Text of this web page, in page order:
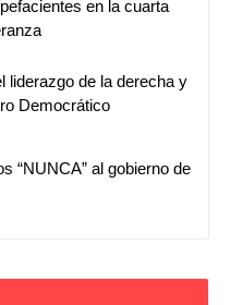
en la cuarta
liderazgo de la derecha y
Democrático
“NUNCA” al gobierno de